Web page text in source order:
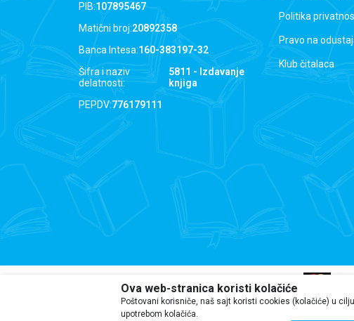
PIB:107895467
Matični broj:20892358
Banca Intesa:160-383197-32
Šifra i naziv
delatnosti:
5811 - Izdavanje
knjiga
PEPDV:776179111
Politika
Pravo na
Klub čitalaca
Iako se trudimo da budemo tačni,
Ova web-stranica koristi kolačiće
Poštovani korisniče, naš sajt koristi cookies (kolačiće) u
upotrebom kolačića.